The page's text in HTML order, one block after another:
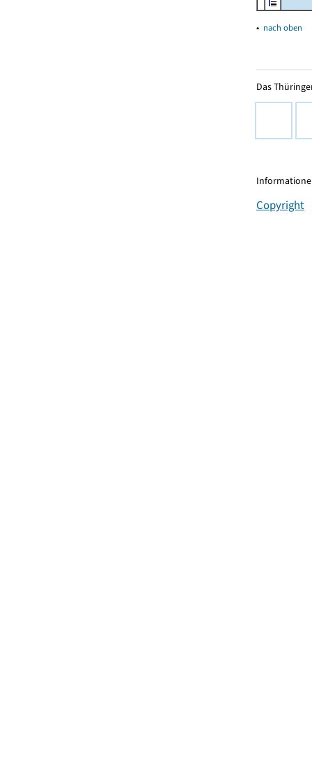
▴ nach oben
Das
Copyright